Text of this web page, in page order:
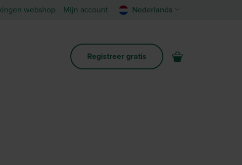
webshop Mijn account Nederlands
Registreer gratis